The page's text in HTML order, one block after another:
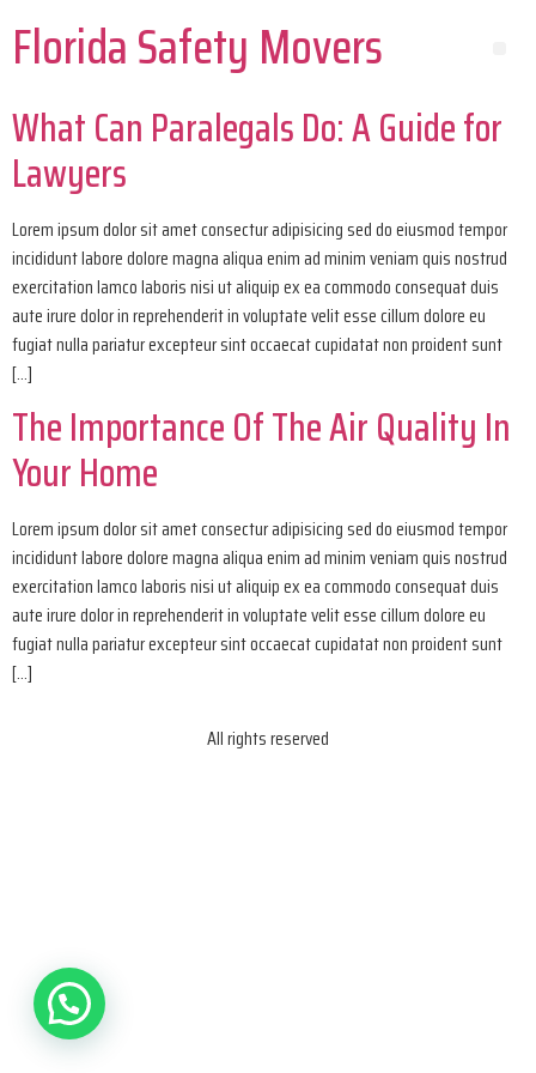
Florida Safety Movers
What Can Paralegals Do: A Guide for
Lawyers
Lorem ipsum dolor sit amet consectur adipisicing sed do eiusmod tempor
incididunt labore dolore magna aliqua enim ad minim veniam quis nostrud
exercitation lamco laboris nisi ut aliquip ex ea commodo consequat duis
aute irure dolor in reprehenderit in voluptate velit esse cillum dolore eu
fugiat nulla pariatur excepteur sint occaecat cupidatat non proident sunt
[…]
The Importance Of The Air Quality In
Your Home
Lorem ipsum dolor sit amet consectur adipisicing sed do eiusmod tempor
incididunt labore dolore magna aliqua enim ad minim veniam quis nostrud
exercitation lamco laboris nisi ut aliquip ex ea commodo consequat duis
aute irure dolor in reprehenderit in voluptate velit esse cillum dolore eu
fugiat nulla pariatur excepteur sint occaecat cupidatat non proident sunt
[…]
All rights reserved